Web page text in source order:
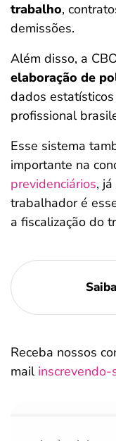
trabalho,
demissões.
Além disso, a
elaboração de
dados
profissional
Esse sistema
importante na
previdenciários,
trabalhador é
a fiscalização do
Receba nossos
mail